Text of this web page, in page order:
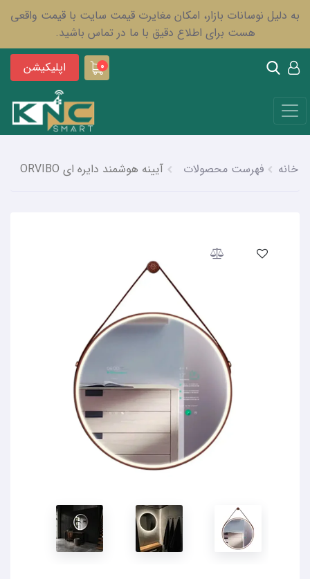
به دلیل نوسانات بازار، امکان مغایرت قیمت سایت با قیمت واقعی
هست برای اطلاع دقیق با ما در تماس باشید.
0 اپلیکیشن
خانه فهرست محصولات آیینه هوشمند دایره ای ORVIBO